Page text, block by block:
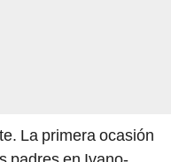
La primera ocasión